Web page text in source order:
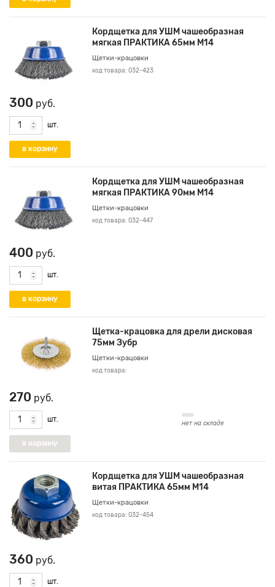
Кордщетка для УШМ чашеобразная
мягкая ПРАКТИКА 65мм М14
Щетки-крацовки
код товара: 032-423
300 руб.
шт.
Кордщетка для УШМ чашеобразная
мягкая ПРАКТИКА 90мм М14
Щетки-крацовки
код товара: 032-447
400 руб.
шт.
Щетка-крацовка для дрели дисковая
75мм Зубр
Щетки-крацовки
код товара:
270 руб.
шт. нет на складе
Кордщетка для УШМ чашеобразная
витая ПРАКТИКА 65мм М14
Щетки-крацовки
код товара: 032-454
360 руб.
шт.